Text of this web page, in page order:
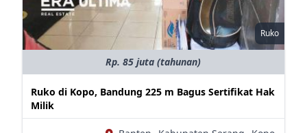
Ruko
Rp. 85 juta (tahunan)
Ruko di Kopo, Bandung 225 m Bagus Sertifikat Hak
Milik